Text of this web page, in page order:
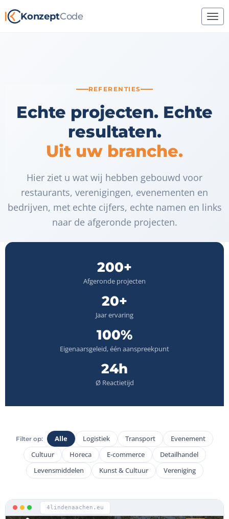
KonzeptCode
REFERENTIES
Echte projecten. Echte
resultaten.
Uit uw branche.
Hier ziet u wat wij hebben gebouwd voor
restaurants, verenigingen, evenementen en
bedrijven, met echte cijfers, echte namen en links
naar de afgeronde projecten.
200+
Afgeronde projecten
20+
Jaar ervaring
100%
Eigenaarsgeleid, één aanspreekpunt
24h
Ø Reactietijd
Filter op: Alle Logistiek Transport
Evenement
Cultuur
Horeca E-commerce
Detailhandel
Levensmiddelen
Kunst & Cultuur Vereniging
4lindenaachen.eu